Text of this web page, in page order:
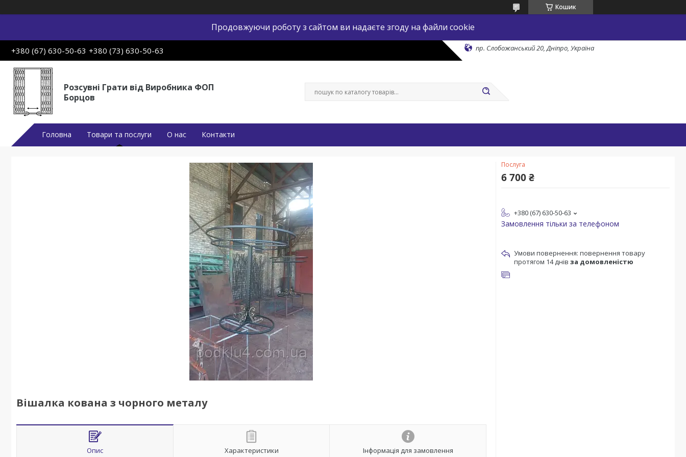
Кошик
Продовжуючи роботу з сайтом ви надаєте згоду на файли cookie
+380 (67) 630-50-63 +380 (73) 630-50-63 пр. Слобожанський 20, Дніпро, Україна
Розсувні Грати від Виробника ФОП
Борцов
Головна Товари та послуги О нас Контакти
Вішалка кована з чорного металу
Опис Характеристики Інформація для замовлення
Послуга
6 700 ₴
+380 (67) 630-50-63
Замовлення тільки за телефоном
повернення товару
протягом 14 днів за домовленістю